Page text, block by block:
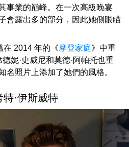
事業的巔峰。在一次高級晚宴
會露出多的部分，因此她側眼瞄
在 2014 年的《摩登家庭》中重
妮·史威尼和莫德·阿帕托也重
名照片上添加了她們的風格。
特·伊斯威特